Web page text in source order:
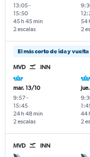
13:05-
15:50
2 escalas
45 h 45 min
2
54
El más corto de ida y vuelta
MVD INN
mar. 13/10
9:57-
15:45
2 escalas
24 h 48 min
2
44
MVD INN